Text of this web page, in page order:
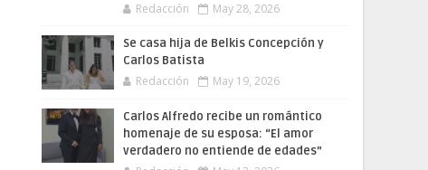
Redacción May 28, 2026
Se casa hija de Belkis Concepción y
Carlos Batista
Redacción May 19, 2026
Carlos Alfredo recibe un romántico
homenaje de su esposa: “El amor
verdadero no entiende de edades”